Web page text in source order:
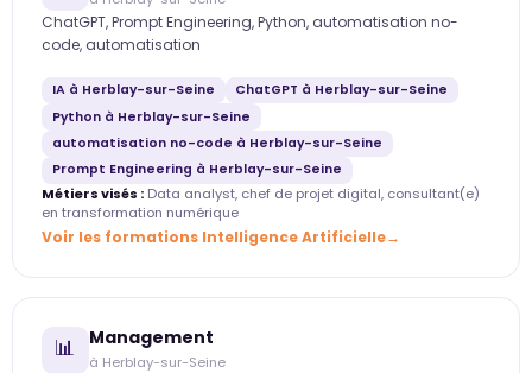
ChatGPT, Prompt Engineering, Python, automatisation no-
code, automatisation
IA à Herblay-sur-Seine
ChatGPT à Herblay-sur-Seine
Python à Herblay-sur-Seine
automatisation no-code à Herblay-sur-Seine
Prompt Engineering à Herblay-sur-Seine
Métiers visés : Data analyst, chef de projet digital, consultant(e)
en transformation numérique
Voir les formations Intelligence Artificielle
📊 Management
à Herblay-sur-Seine